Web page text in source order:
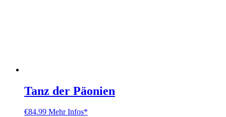
Tanz der Päonien
€84.99 Mehr Infos*